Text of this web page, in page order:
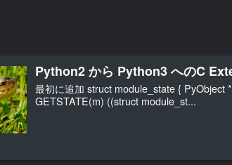
Python2 から Python3 へのC
最初に追加 struct module_state {
GETSTATE(m) ((struct module_st...